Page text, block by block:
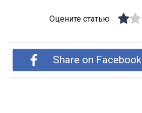
Оцените статью
Share on Facebook